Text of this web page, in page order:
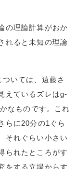
の理論計算がおか
れると未知の理論
いては、遠藤さ
えているズレはg-
なものです。これ
らに20分の1ぐら
それぐらい小さい
られたところがす
をする立場からす